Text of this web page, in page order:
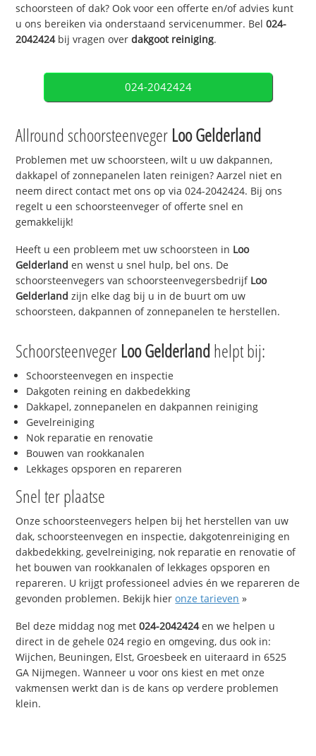
schoorsteen of dak? Ook voor een offerte en/of advies kunt
u ons bereiken via onderstaand servicenummer. Bel024-
2042424bij vragen overdakgoot reiniging.
024-2042424
Allround schoorsteenveger Loo Gelderland
Problemen met uw schoorsteen, wilt u uw dakpannen,
dakkapel of zonnepanelen laten reinigen? Aarzel niet en
neem direct contact met ons op via 024-2042424. Bij ons
regelt u een schoorsteenveger of offerte snel en
gemakkelijk!
Heeft u een probleem met uw schoorsteen in Loo
Gelderland en wenst u snel hulp, bel ons. De
schoorsteenvegers van schoorsteenvegersbedrijf Loo
Gelderland zijn elke dag bij u in de buurt om uw
schoorsteen, dakpannen of zonnepanelen te herstellen.
Schoorsteenveger Loo Gelderlandhelpt bij:
Schoorsteenvegen en inspectie
Dakgoten reining en dakbedekking
Dakkapel, zonnepanelen en dakpannen reiniging
Gevelreiniging
Nok reparatie en renovatie
Bouwen van rookkanalen
Lekkages opsporen en repareren
Snel ter plaatse
Onze schoorsteenvegers helpen bij het herstellen van uw
dak, schoorsteenvegen en inspectie, dakgotenreiniging en
dakbedekking, gevelreiniging, nok reparatie en renovatie of
het bouwen van rookkanalen of lekkages opsporen en
repareren. U krijgt professioneel advies én we repareren de
gevonden problemen. Bekijk hieronze tarieven »
Bel deze middag nog met024-2042424en we helpen u
direct in de gehele 024 regio en omgeving, dus ook in:
Wijchen, Beuningen, Elst, Groesbeek en uiteraard in 6525
GA Nijmegen. Wanneer u voor ons kiest en met onze
vakmensen werkt dan is de kans op verdere problemen
klein.